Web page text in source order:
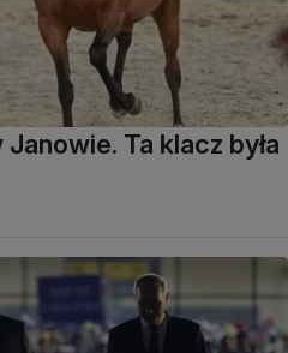
Ta klacz była